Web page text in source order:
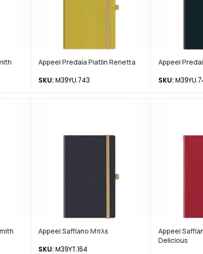
Appeel Predaia Piatlin Renetta
SKU: M39YU.743
Appeel
SKU:
Appeel Saffiano Μπλε
SKU: M39YT.164
Appeel
Delicious